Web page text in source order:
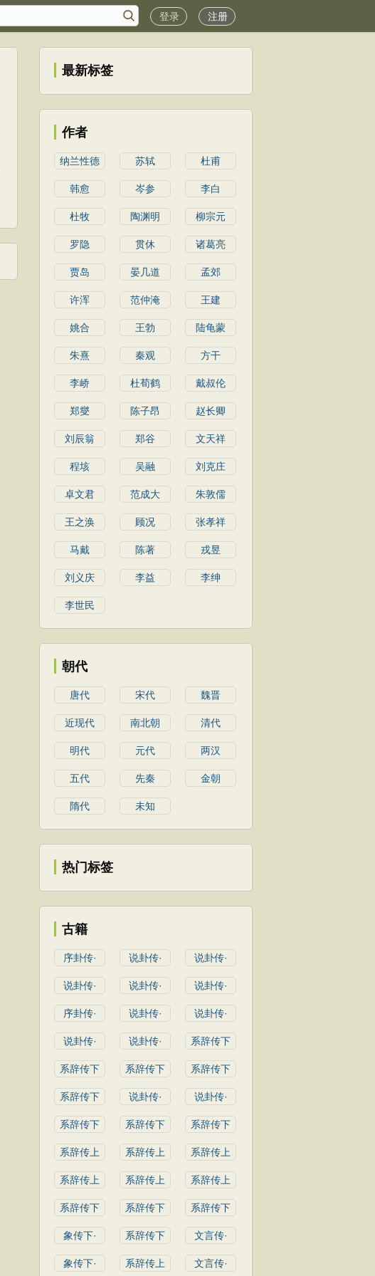
登录 注册
最新标签
作者
纳兰性德 苏轼 杜甫
韩愈 岑参 李白
杜牧 陶渊明 柳宗元
罗隐 贯休 诸葛亮
贾岛 晏几道 孟郊
许浑 范仲淹 王建
姚合 王勃 陆龟蒙
朱熹 秦观 方干
李峤 杜荀鹤 戴叔伦
郑燮 陈子昂 赵长卿
刘辰翁 郑谷 文天祥
程垓 吴融 刘克庄
卓文君 范成大 朱敦儒
王之涣 顾况 张孝祥
马戴 陈著 戎昱
刘义庆 李益 李绅
李世民
朝代
唐代 宋代 魏晋
近现代 南北朝 清代
明代 元代 两汉
五代 先秦 金朝
隋代 未知
热门标签
古籍
序卦传· 说卦传· 说卦传·
说卦传· 说卦传· 说卦传·
序卦传· 说卦传· 说卦传·
说卦传· 说卦传· 系辞传下
系辞传下 系辞传下 系辞传下
系辞传下 说卦传· 说卦传·
系辞传下 系辞传下 系辞传下
系辞传上 系辞传上 系辞传上
系辞传上 系辞传上 系辞传上
系辞传下 系辞传下 系辞传下
象传下· 系辞传下 文言传·
象传下· 系辞传上 文言传·